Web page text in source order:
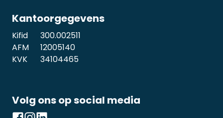
Kantoorgegevens
Kifid
300.002511
AFM
12005140
KVK
34104465
Volg ons op social media